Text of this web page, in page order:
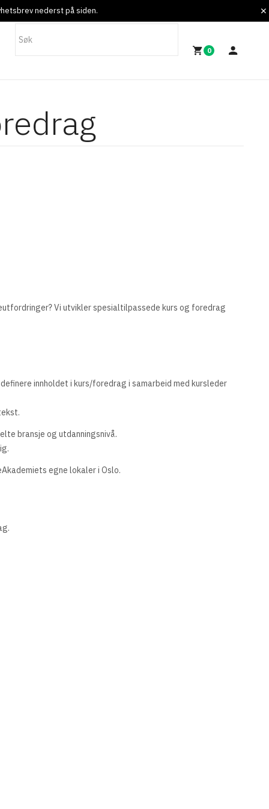
nederst på siden.
0
Vi utvikler spesialtilpassede kurs og foredrag
innholdet i kurs/foredrag i samarbeid med kursleder
bransje og utdanningsnivå.
egne lokaler i Oslo.